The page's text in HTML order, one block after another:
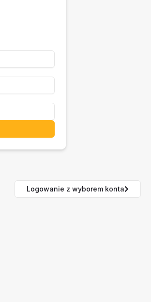
Logowanie z wyborem konta